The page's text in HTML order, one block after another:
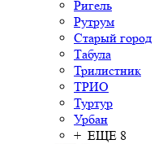
Ригель
Рутрум
Старый город
Табула
Трилистник
ТРИО
Туртур
Урбан
+ ЕЩЕ 8